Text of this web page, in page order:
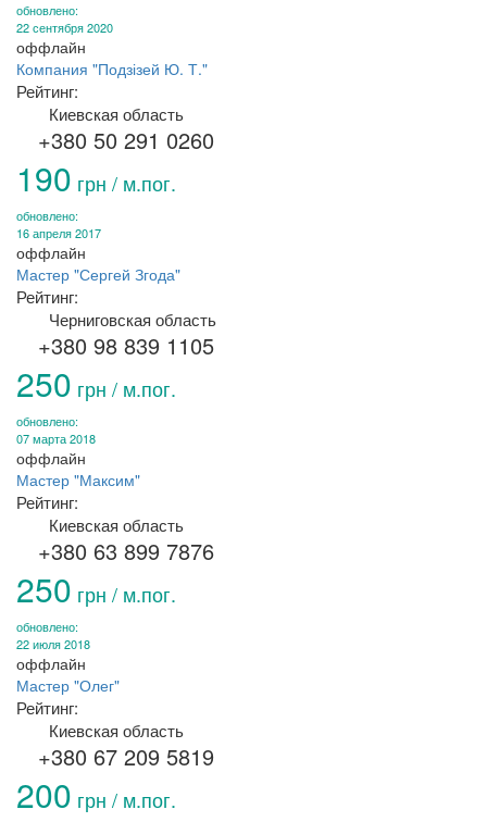
обновлено:
22 сентября 2020
оффлайн
Компания "Подзізей Ю. Т."
Рейтинг:
Киевская область
+380 50 291 0260
190 грн / м.пог.
обновлено:
16 апреля 2017
оффлайн
Мастер "Сергей Згода"
Рейтинг:
Черниговская область
+380 98 839 1105
250 грн / м.пог.
обновлено:
07 марта 2018
оффлайн
Мастер "Максим"
Рейтинг:
Киевская область
+380 63 899 7876
250 грн / м.пог.
обновлено:
22 июля 2018
оффлайн
Мастер "Олег"
Рейтинг:
Киевская область
+380 67 209 5819
200 грн / м.пог.